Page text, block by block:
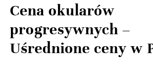
Cena okularów
progresywnych –
Uśrednione ceny w